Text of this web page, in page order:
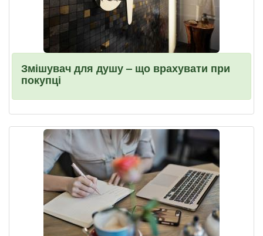
Змішувач для душу – що врахувати при
покупці